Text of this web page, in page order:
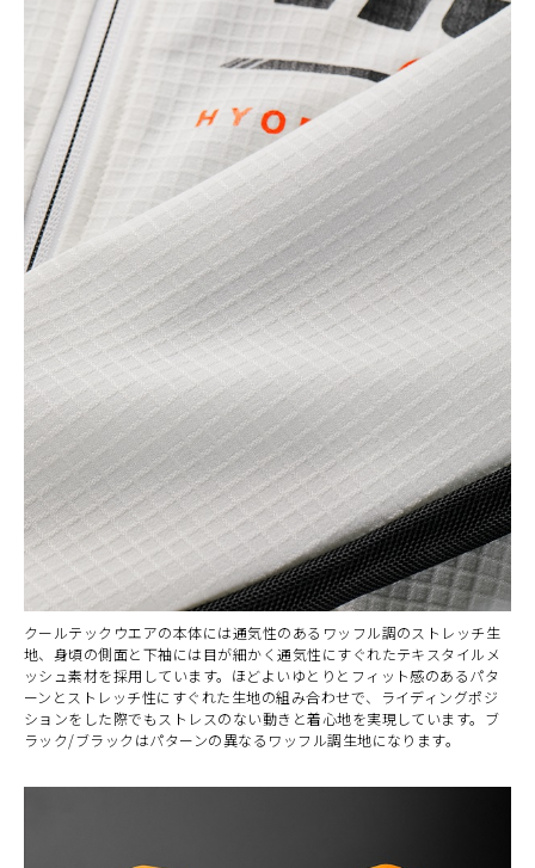
クールテックウエアの本体には通気性のあるワッフル調のストレッチ生
地、身頃の側面と下袖には目が細かく通気性にすぐれたテキスタイルメ
ッシュ素材を採用しています。ほどよいゆとりとフィット感のあるパタ
ーンとストレッチ性にすぐれた生地の組み合わせで、ライディングポジ
ションをした際でもストレスのない動きと着心地を実現しています。ブ
ラック/ブラックはパターンの異なるワッフル調生地になります。